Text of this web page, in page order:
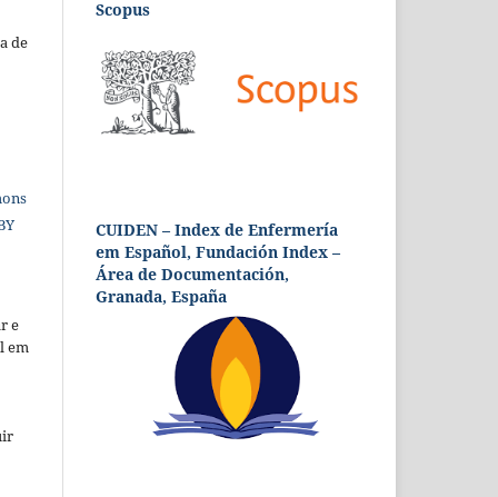
de
e
em
Scopus
CUIDEN – Index de Enfermería
em Español, Fundación Index –
Área de Documentación,
Granada, España